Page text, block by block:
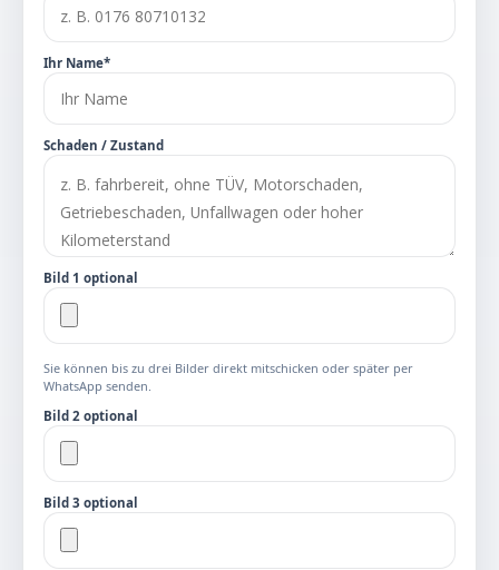
Ihr Name*
Schaden / Zustand
Bild 1 optional
Sie können bis zu drei Bilder direkt mitschicken oder später per
WhatsApp senden.
Bild 2 optional
Bild 3 optional